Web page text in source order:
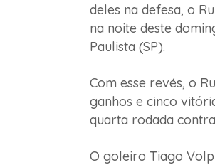
deles na defesa, o
na noite deste
Paulista (SP).
Com esse revés, o
ganhos e cinco
quarta rodada
O goleiro Tiago